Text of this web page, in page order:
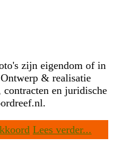
zijn eigendom of in
& realisatie
en juridische
Lees verder...